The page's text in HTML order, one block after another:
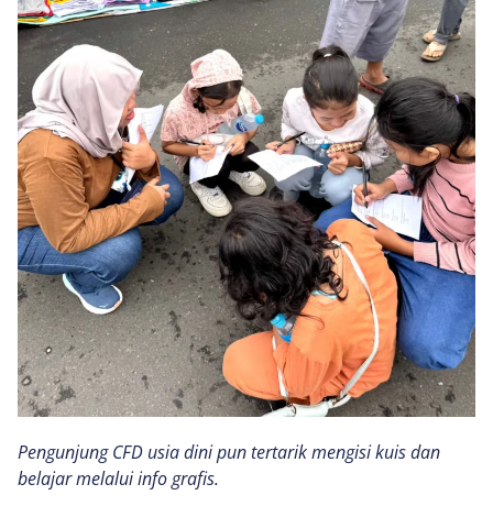
Pengunjung CFD usia dini pun tertarik mengisi kuis dan
belajar melalui info grafis.